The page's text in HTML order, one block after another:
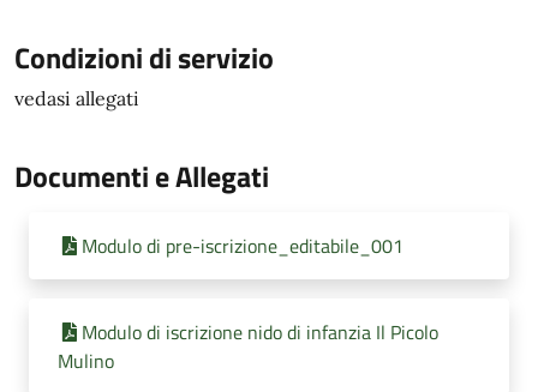
Condizioni di servizio
vedasi allegati
Documenti e Allegati
Modulo di pre-iscrizione_editabile_001
Modulo di iscrizione nido di infanzia Il Picolo
Mulino